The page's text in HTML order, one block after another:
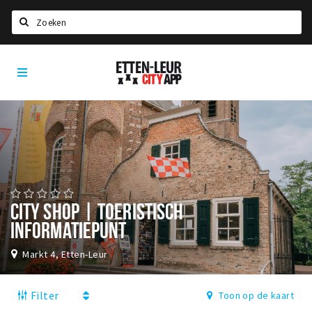
Home
Agenda
Deals
Party pics
Nieuws, interviews & blogs
Eten
Drinken
Slapen
Recreatief
Etten-
Leur
App
CITY SHOP | TOERISTISCH
INFORMATIEPUNT
Markt 4, Etten-Leur
Filter Toon op de kaart